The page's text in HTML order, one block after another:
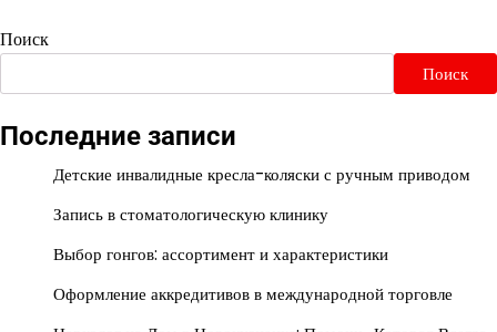
Поиск
Поиск
Последние записи
Детские инвалидные кресла-коляски с ручным приводом
Запись в стоматологическую клинику
Выбор гонгов: ассортимент и характеристики
Оформление аккредитивов в международной торговле